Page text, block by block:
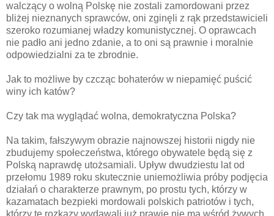
walczący o wolną Polskę nie zostali zamordowani przez
bliżej nieznanych sprawców, oni zginęli z rąk przedstawicieli
szeroko rozumianej władzy komunistycznej. O oprawcach
nie padło ani jedno zdanie, a to oni są prawnie i moralnie
odpowiedzialni za te zbrodnie.
Jak to możliwe by czcząc bohaterów w niepamięć puścić
winy ich katów?
Czy tak ma wyglądać wolna, demokratyczna Polska?
Na takim, fałszywym obrazie najnowszej historii nigdy nie
zbudujemy społeczeństwa, którego obywatele będą się z
Polską naprawdę utożsamiali. Upływ dwudziestu lat od
przełomu 1989 roku skutecznie uniemożliwia próby podjęcia
działań o charakterze prawnym, po prostu tych, którzy w
kazamatach bezpieki mordowali polskich patriotów i tych,
którzy te rozkazy wydawali już prawie nie ma wśród żywych.